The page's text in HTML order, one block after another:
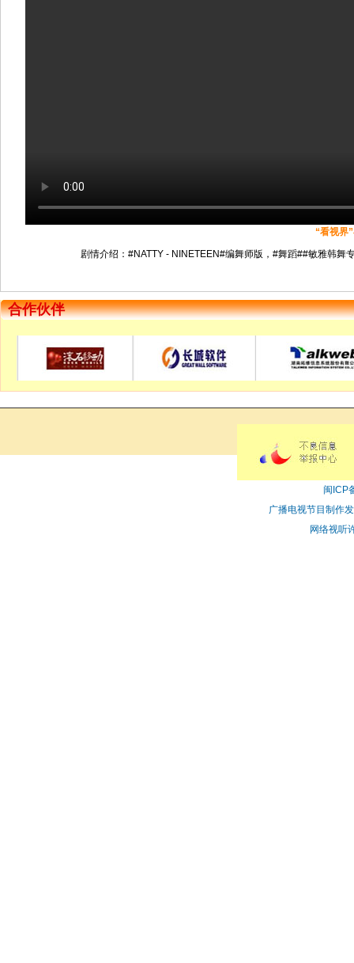
“看视界
剧情介绍：#NATTY - NINETEEN#编舞师版，#舞蹈##敏雅韩舞
合作伙伴
闽ICP
广播电视节目制作
网络视听